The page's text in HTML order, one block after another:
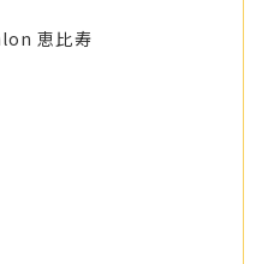
恵比寿